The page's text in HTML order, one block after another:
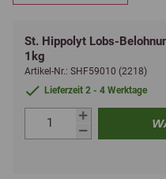
St. Hippolyt Lobs-
1kg
Artikel-Nr.: SHF59010 (2218)
Lieferzeit 2 - 4 Werktage